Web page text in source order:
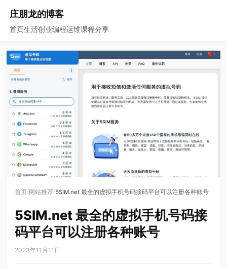
庄朋龙的博客
首页生活创业编程运维课程分享
首页/网站推荐/5SIM.net 最全的虚拟手机号码接码平台可以注册各种账号
5SIM.net 最全的虚拟手机号码接
码平台可以注册各种账号
2023年11月11日